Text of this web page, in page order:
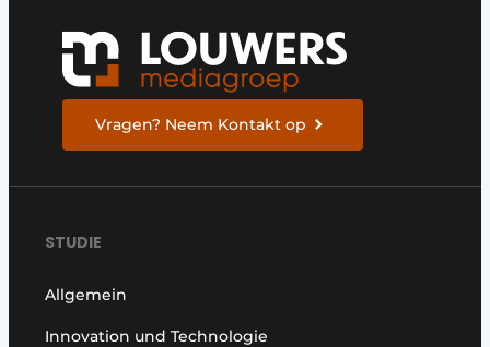
Vragen? Neem Kontakt op
STUDIE
Allgemein
Innovation und Technologie